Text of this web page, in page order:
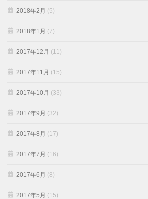
2018年2月 (5)
2018年1月 (7)
2017年12月 (11)
2017年11月 (15)
2017年10月 (33)
2017年9月 (32)
2017年8月 (17)
2017年7月 (16)
2017年6月 (8)
2017年5月 (15)